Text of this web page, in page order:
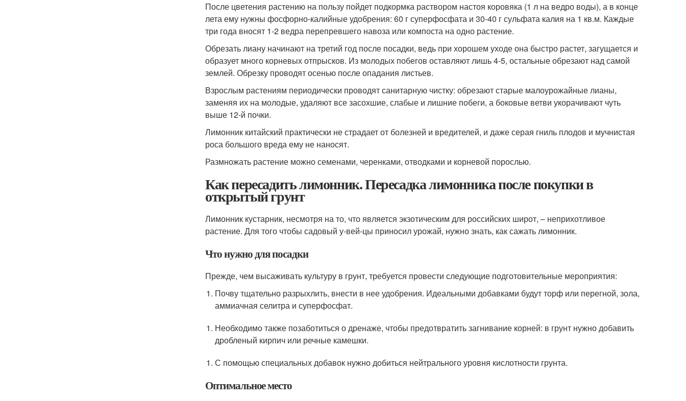
После цветения растению на пользу пойдет подкормка раствором настоя коровяка (1 л на ведро воды), а в конце
лета ему нужны фосфорно-калийные удобрения: 60 г суперфосфата и 30-40 г сульфата калия на 1 кв.м. Каждые
три года вносят 1-2 ведра перепревшего навоза или компоста на одно растение.
Обрезать лиану начинают на третий год после посадки, ведь при хорошем уходе она быстро растет, загущается и
образует много корневых отпрысков. Из молодых побегов оставляют лишь 4-5, остальные обрезают над самой
землей. Обрезку проводят осенью после опадания листьев.
Взрослым растениям периодически проводят санитарную чистку: обрезают старые малоурожайные лианы,
заменяя их на молодые, удаляют все засохшие, слабые и лишние побеги, а боковые ветви укорачивают чуть
выше 12-й почки.
Лимонник китайский практически не страдает от болезней и вредителей, и даже серая гниль плодов и мучнистая
роса большого вреда ему не наносят.
Размножать растение можно семенами, черенками, отводками и корневой порослью.
Как пересадить лимонник. Пересадка лимонника после покупки в
открытый грунт
Лимонник кустарник, несмотря на то, что является экзотическим для российских широт, – неприхотливое
растение. Для того чтобы садовый у-вей-цы приносил урожай, нужно знать, как сажать лимонник.
Что нужно для посадки
Прежде, чем высаживать культуру в грунт, требуется провести следующие подготовительные мероприятия:
Почву тщательно разрыхлить, внести в нее удобрения. Идеальными добавками будут торф или перегной, зола,
аммиачная селитра и суперфосфат.
Необходимо также позаботиться о дренаже, чтобы предотвратить загнивание корней: в грунт нужно добавить
дробленый кирпич или речные камешки.
С помощью специальных добавок нужно добиться нейтрального уровня кислотности грунта.
Оптимальное место